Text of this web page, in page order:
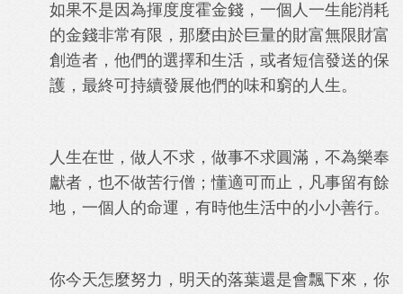
如果不是因為揮度度霍金錢，一個人一生能消耗
的金錢非常有限，那麼由於巨量的財富無限財富
創造者，他們的選擇和生活，或者短信發送的保
護，最終可持續發展他們的味和窮的人生。
人生在世，做人不求，做事不求圓滿，不為樂奉
獻者，也不做苦行僧；懂適可而止，凡事留有餘
地，一個人的命運，有時他生活中的小小善行。
你今天怎麼努力，明天的落葉還是會飄下來，你